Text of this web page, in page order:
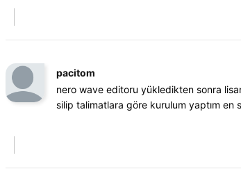
pacitom
nero wave editoru yükledikten sonra
silip talimatlara göre kurulum yaptım en